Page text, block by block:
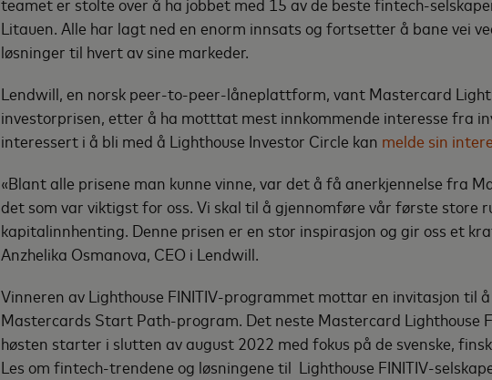
Litauen. Alle har lagt ned en enorm innsats og fortsetter å bane vei
løsninger til hvert av sine markeder.
Lendwill, en norsk peer-to-peer-låneplattform, vant Mastercard
investorprisen, etter å ha motttat mest innkommende interesse fra
interessert i å bli med å Lighthouse Investor Circle kan melde sin
«Blant alle prisene man kunne vinne, var det å få anerkjennelse fra
det som var viktigst for oss. Vi skal til å gjennomføre vår første store
kapitalinnhenting. Denne prisen er en stor inspirasjon og gir oss et
Anzhelika Osmanova, CEO i Lendwill.
Vinneren av Lighthouse FINITIV-programmet mottar en invitasjon til
Mastercards Start Path-program. Det neste Mastercard Lighthouse
høsten starter i slutten av august 2022 med fokus på de svenske,
Les om fintech-trendene og løsningene til Lighthouse FINITIV-